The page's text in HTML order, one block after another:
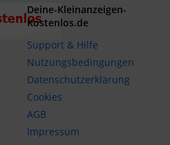
Deine-Kleinanzeigen-
Kostenlos.de
Support & Hilfe
Nutzungsbedingungen
Datenschutzerklärung
Cookies
AGB
Impressum